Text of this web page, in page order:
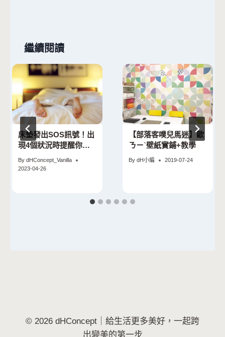
繼續閱讀
床墊發出SOS訊號！出
現4個狀況時提醒你該
By dHConcept_Vanilla
2023-04-26
【部落客噗兒馬迷】歐
ㄋㄧˋ壁紙實鋪+教學
By dH小編 2019-07-24
© 2026 dHConcept｜給生活更多美好，一起跨
出變美的第一步